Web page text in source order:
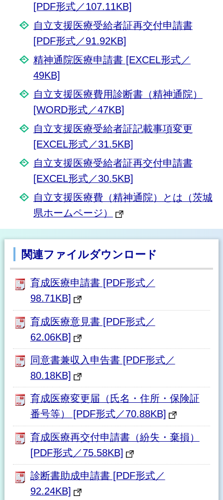
[PDF形式／107.11KB]
自立支援医療受給者証再交付申請書
[PDF形式／91.92KB]
精神通院医療申請書 [EXCEL形式／
49KB]
自立支援医療費用診断書（精神通院）
[WORD形式／47KB]
自立支援医療受給者証記載事項変更
[EXCEL形式／31.5KB]
自立支援医療受給者証再交付申請書
[EXCEL形式／30.5KB]
自立支援医療費（精神通院）とは（茨城
県ホームページ）
関連ファイルダウンロード
育成医療申請書 [PDF形式／
98.71KB]
育成医療意見書 [PDF形式／
62.06KB]
同意書兼収入申告書 [PDF形式／
80.18KB]
育成医療変更届（氏名・住所・保険証
番号等） [PDF形式／70.88KB]
育成医療再交付申請書（紛失・棄損）
[PDF形式／75.58KB]
診断書助成申請書 [PDF形式／
92.24KB]